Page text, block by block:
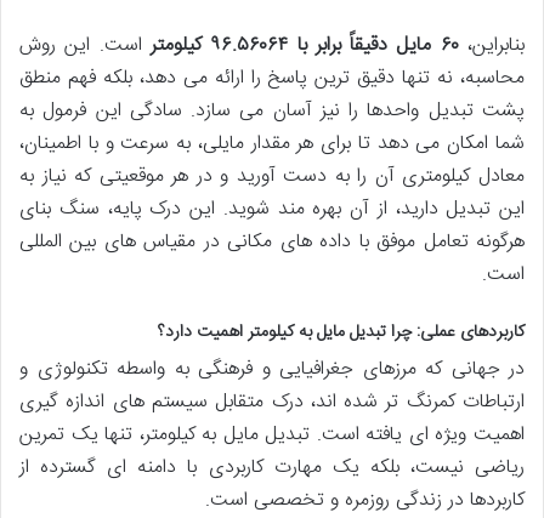
بنابراین،۶۰ مایل دقیقاً برابر با ۹۶.۵۶۰۶۴ کیلومتر
است. این روش
محاسبه، نه تنها دقیق ترین پاسخ را ارائه می دهد، بلکه فهم منطق
پشت تبدیل واحدها را نیز آسان می سازد. سادگی این فرمول به
شما امکان می دهد تا برای هر مقدار مایلی، به سرعت و با اطمینان،
معادل کیلومتری آن را به دست آورید و در هر موقعیتی که نیاز به
این تبدیل دارید، از آن بهره مند شوید. این درک پایه، سنگ بنای
هرگونه تعامل موفق با داده های مکانی در مقیاس های بین المللی
است.
کاربردهای عملی: چرا تبدیل مایل به کیلومتر اهمیت دارد؟
در جهانی که مرزهای جغرافیایی و فرهنگی به واسطه تکنولوژی و
ارتباطات کمرنگ تر شده اند، درک متقابل سیستم های اندازه گیری
اهمیت ویژه ای یافته است. تبدیل مایل به کیلومتر، تنها یک تمرین
ریاضی نیست، بلکه یک مهارت کاربردی با دامنه ای گسترده از
کاربردها در زندگی روزمره و تخصصی است.